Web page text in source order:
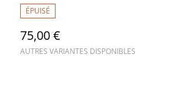
ÉPUISÉ
75,00 €
AUTRES VARIANTES DISPONIBLES